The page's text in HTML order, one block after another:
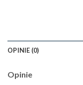
OPINIE (0)
Opinie